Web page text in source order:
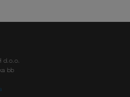
d.o.o.
bb